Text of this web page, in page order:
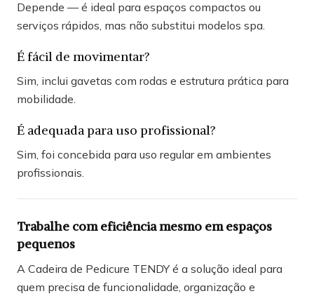
Depende — é ideal para espaços compactos ou
serviços rápidos, mas não substitui modelos spa.
É fácil de movimentar?
Sim, inclui gavetas com rodas e estrutura prática para
mobilidade.
É adequada para uso profissional?
Sim, foi concebida para uso regular em ambientes
profissionais.
Trabalhe com eficiência mesmo em espaços
pequenos
A Cadeira de Pedicure TENDY é a solução ideal para
quem precisa de funcionalidade, organização e